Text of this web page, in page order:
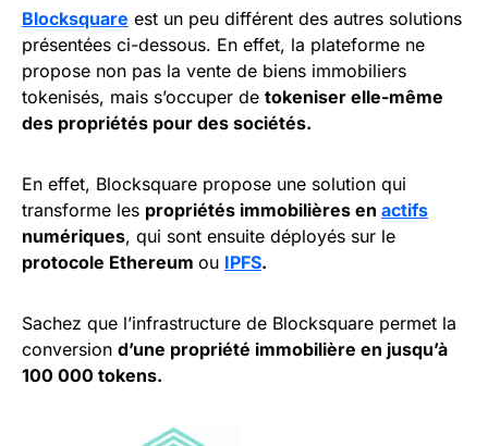
Blocksquare est un peu différent des autres solutions
présentées ci-dessous. En effet, la plateforme ne
propose non pas la vente de biens immobiliers
tokenisés, mais s’occuper de tokeniser elle-même
des propriétés pour des sociétés.
En effet, Blocksquare propose une solution qui
transforme les propriétés immobilières en actifs
numériques, qui sont ensuite déployés sur le
protocole Ethereum ou IPFS.
Sachez que l’infrastructure de Blocksquare permet la
conversion d’une propriété immobilière en jusqu’à
100 000 tokens.